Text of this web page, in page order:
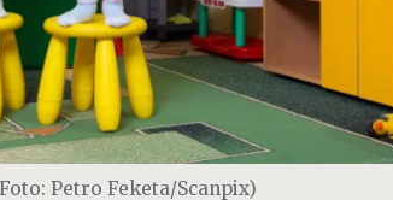
Petro Feketa/Scanpix)